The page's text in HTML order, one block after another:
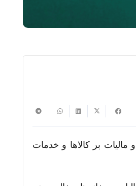
مالیات بر درآمد و مالیات بر کالاها و خدمات